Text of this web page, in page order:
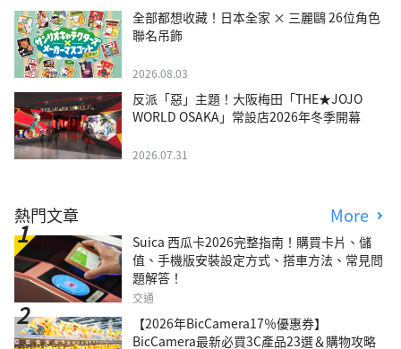
全部都想收藏！日本全家 × 三麗鷗 26位角色
聯名吊飾
2026.08.03
反派「惡」主題！大阪梅田「THE★JOJO
WORLD OSAKA」常設店2026年冬季開幕
2026.07.31
熱門文章 More
Suica 西瓜卡2026完整指南！購買卡片、儲
值、手機版安裝設定方式、搭車方法、常見問
題解答！
交通
【2026年BicCamera17％優惠券】
BicCamera最新必買3C產品23選＆購物攻略